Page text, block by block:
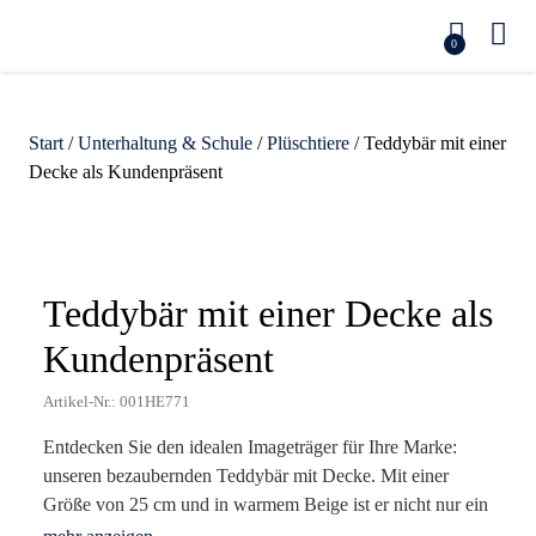
0
Start /Unterhaltung & Schule /Plüschtiere / Teddybär mit einer
Decke als Kundenpräsent
Zoom
Teddybär mit einer Decke als
Kundenpräsent
Artikel-Nr.: 001HE771
Entdecken Sie den idealen Imageträger für Ihre Marke:
unseren bezaubernden Teddybär mit Decke. Mit einer
Größe von 25 cm und in warmem Beige ist er nicht nur ein